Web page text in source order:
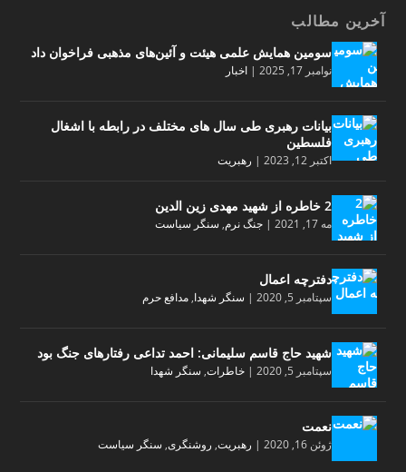
آخرین مطالب
سومین همایش علمی هیئت و آئین‌های مذهبی فراخوان داد
نوامبر 17, 2025 |اخبار
بیانات رهبری طی سال های مختلف در رابطه با اشغال
فلسطین
اکتبر 12, 2023 | رهبریت
2 خاطره از شهید مهدی زین الدین
مه 17, 2021 |جنگ نرم, سنگر سیاست
دفترچه اعمال
سپتامبر 5, 2020 | سنگر شهدا,مدافع حرم
شهید حاج قاسم سلیمانی: احمد تداعی رفتارهای جنگ بود
سپتامبر 5, 2020 |خاطرات, سنگر شهدا
نعمت
ژوئن 16, 2020 | رهبریت, روشنگری, سنگر سیاست